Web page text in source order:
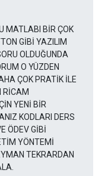
MATLABI BİR ÇOK
GİBİ YAZILIM
OLDUĞUNDA
O YÜZDEN
ÇOK PRATİK İLE
RİCAM
YENİ BİR
KODLARI DERS
ÖDEV GİBİ
YÖNTEMİ
TEKRARDAN